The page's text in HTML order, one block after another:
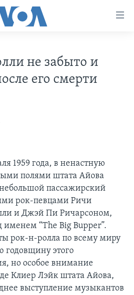
ПУТЕШЕСТВИЕ
ИСТОРИЯ
не забыто и
его смерти
1959 года, в ненастную
полями штата Айова
пассажирский
рок-певцами Ричи
и Джэй Пи Ричарсоном,
именем “The Big Bupper”.
рок-н-ролла по всему миру
этого
но особое внимание
Клиер Лэйк штата Айова,
выступление музыкантов